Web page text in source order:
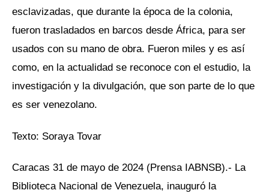
esclavizadas, que durante la época de la colonia,
fueron trasladados en barcos desde África, para ser
usados con su mano de obra. Fueron miles y es así
como, en la actualidad se reconoce con el estudio, la
investigación y la divulgación, que son parte de lo que
es ser venezolano.
Texto: Soraya Tovar
Caracas 31 de mayo de 2024 (Prensa IABNSB).- La
Biblioteca Nacional de Venezuela, inauguró la